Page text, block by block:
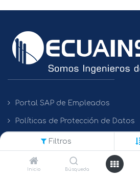
Filtros
Inicio Búsqueda
Portal SAP de Empleados
Políticas de Protección de Datos
Contacto